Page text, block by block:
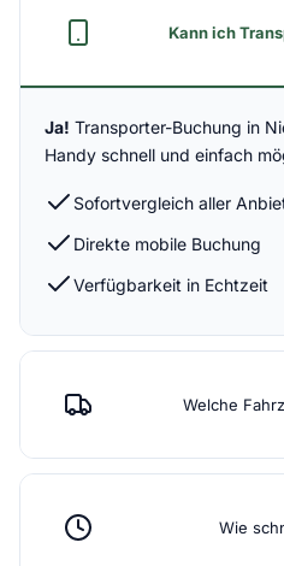
Kann ich
Ja! Transporter-Buchung in
Handy schnell und einfach
Sofortvergleich aller
Direkte mobile Buchung
Verfügbarkeit in Echtzeit
Welche
Wie